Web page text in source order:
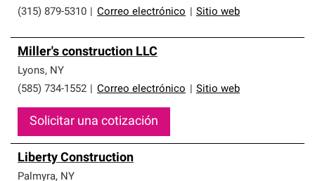
(315) 879-5310
Correo electrónico Sitio web
Miller's construction LLC
Lyons, NY
(585) 734-1552
Correo electrónico Sitio web
Solicitar una cotización
Liberty Construction
Palmyra, NY